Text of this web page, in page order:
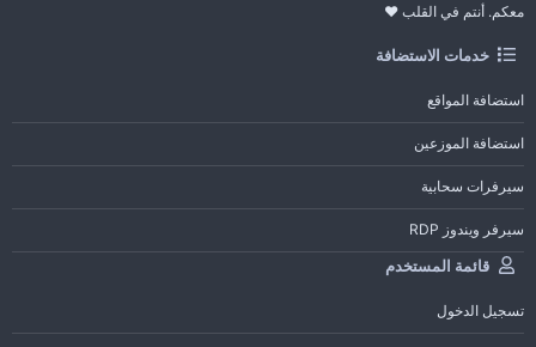
معكم. أنتم في القلب ❤️
خدمات الاستضافة
استضافة المواقع
استضافة الموزعين
سيرفرات سحابية
سيرفر ويندوز RDP
قائمة المستخدم
تسجيل الدخول